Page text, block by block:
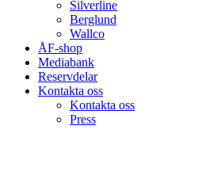
Silverline
Berglund
Wallco
ÅF-shop
Mediabank
Reservdelar
Kontakta oss
Kontakta oss
Press